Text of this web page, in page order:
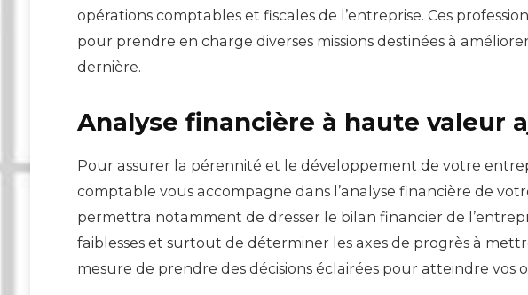
opérations comptables et fiscales de l’entreprise. Ces
pour prendre en charge diverses missions destinées à
dernière.
Analyse financière à haute valeur
Pour assurer la pérennité et le développement de votre
comptable vous accompagne dans l’analyse financière de
permettra notamment de dresser le bilan financier de
faiblesses et surtout de déterminer les axes de progrès à
mesure de prendre des décisions éclairées pour atteindre vos